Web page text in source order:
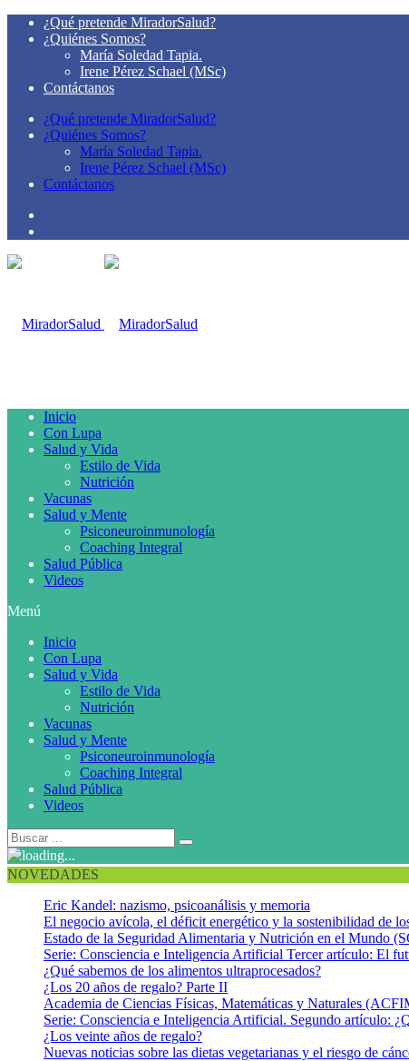
¿Qué pretende MiradorSalud?
¿Quiénes Somos?
María Soledad Tapia.
Irene Pérez Schael (MSc)
Contáctanos
¿Qué pretende MiradorSalud?
¿Quiénes Somos?
María Soledad Tapia.
Irene Pérez Schael (MSc)
Contáctanos
Inicio
Con Lupa
Salud y Vida
Estilo de Vida
Nutrición
Vacunas
Salud y Mente
Psiconeuroinmunología
Coaching Integral
Salud Pública
Videos
Menú
Inicio
Con Lupa
Salud y Vida
Estilo de Vida
Nutrición
Vacunas
Salud y Mente
Psiconeuroinmunología
Coaching Integral
Salud Pública
Videos
NOVEDADES
Eric Kandel: nazismo, psicoanálisis y memoria
El negocio avícola, el déficit energético y la sostenibilidad de
Estado de la Seguridad Alimentaria y Nutrición en el Mundo
Serie: Consciencia e Inteligencia Artificial Tercer artículo: El
¿Qué sabemos de los alimentos ultraprocesados?
¿Los 20 años de regalo? Parte II
Academia de Ciencias Físicas, Matemáticas y Naturales
Serie: Consciencia e Inteligencia Artificial. Segundo artículo:
¿Los veinte años de regalo?
Nuevas noticias sobre las dietas vegetarianas y el riesgo de